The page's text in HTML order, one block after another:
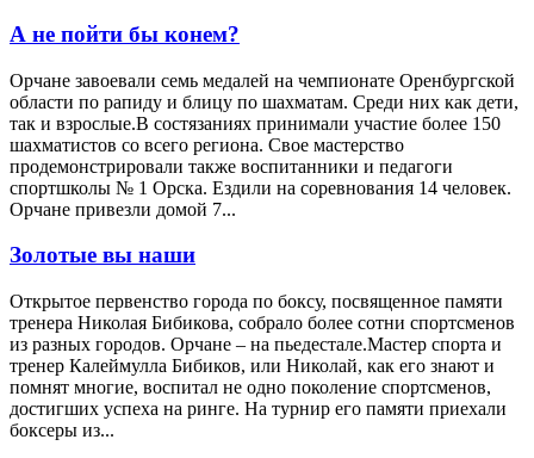
А не пойти бы конем?
Орчане завоевали семь медалей на чемпионате Оренбургской
области по рапиду и блицу по шахматам. Среди них как дети,
так и взрослые.В состязаниях принимали участие более 150
шахматистов со всего региона. Свое мастерство
продемонстрировали также воспитанники и педагоги
спортшколы № 1 Орска. Ездили на соревнования 14 человек.
Орчане привезли домой 7...
Золотые вы наши
Открытое первенство города по боксу, посвященное памяти
тренера Николая Бибикова, собрало более сотни спортсменов
из разных городов. Орчане – на пьедестале.Мастер спорта и
тренер Калеймулла Бибиков, или Николай, как его знают и
помнят многие, воспитал не одно поколение спортсменов,
достигших успеха на ринге. На турнир его памяти приехали
боксеры из...